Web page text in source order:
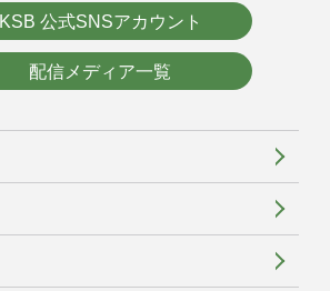
KSB 公式SNSアカウント
配信メディア一覧